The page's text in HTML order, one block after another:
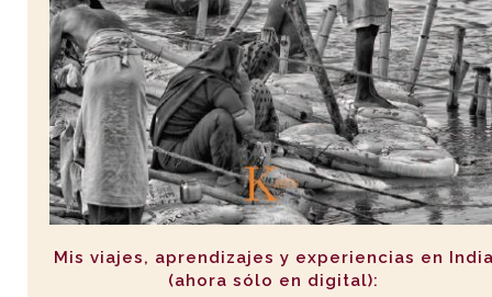
Mis viajes, aprendizajes y experiencias en
(ahora sólo en digital):